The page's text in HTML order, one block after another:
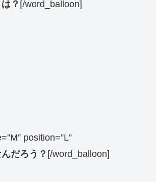
？ [/word_balloon]
position=”L”
だろう？ [/word_balloon]